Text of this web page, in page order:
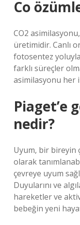
Co
CO2
üretimidir. Canlı
fotosentez
farklı süreçler
asimilasyonu her
Piaget’e
nedir?
Uyum, bir bireyin
olarak
çevreye uyum
Duyularını ve
hareketler ve
bebeğin yeni